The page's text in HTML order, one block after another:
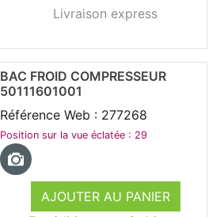
Livraison express
AJOUTER AU PANIER
BAC FROID COMPRESSEUR
50111601001
Référence Web : 277268
Position sur la vue éclatée : 29